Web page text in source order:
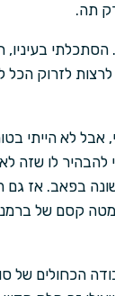
תה.
הסתכלתי
לזרוק
לא הייתי
להבהיר לו שזה
בפאב. אז
קסם של
הכחולים של